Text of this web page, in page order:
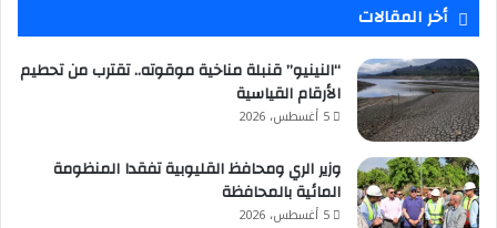
أخر المقالات
“النينيو” قنبلة مناخية موقوته.. تقترب من تحطيم
الأرقام القياسية
5 أغسطس، 2026
وزير الري ومحافظ القليوبية تفقدا المنظومة
المائية بالمحافظة
5 أغسطس، 2026